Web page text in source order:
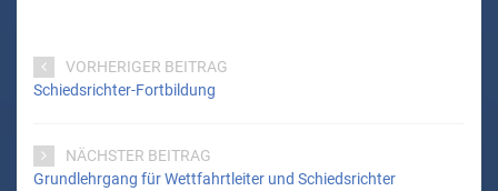
VORHERIGER BEITRAG
Schiedsrichter-Fortbildung
NÄCHSTER BEITRAG
Grundlehrgang für Wettfahrtleiter und Schiedsrichter